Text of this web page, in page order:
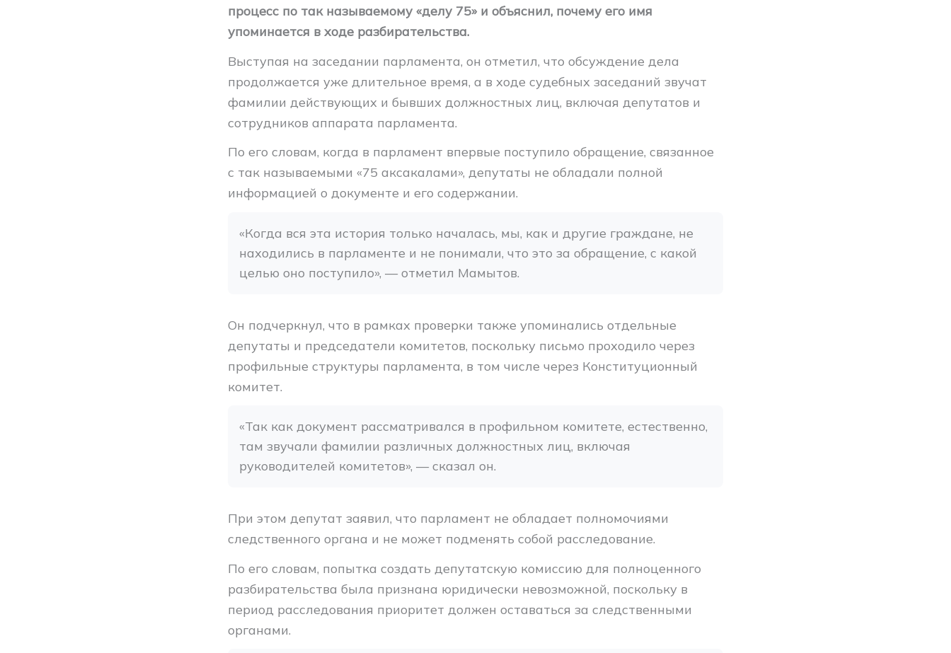
процесс по так называемому «делу 75» и объяснил, почему его имя
упоминается в ходе разбирательства.
Выступая на заседании парламента, он отметил, что обсуждение дела
продолжается уже длительное время, а в ходе судебных заседаний звучат
фамилии действующих и бывших должностных лиц, включая депутатов и
сотрудников аппарата парламента.
По его словам, когда в парламент впервые поступило обращение, связанное
с так называемыми «75 аксакалами», депутаты не обладали полной
информацией о документе и его содержании.
«Когда вся эта история только началась, мы, как и другие граждане, не
находились в парламенте и не понимали, что это за обращение, с какой
целью оно поступило», — отметил Мамытов.
Он подчеркнул, что в рамках проверки также упоминались отдельные
депутаты и председатели комитетов, поскольку письмо проходило через
профильные структуры парламента, в том числе через Конституционный
комитет.
«Так как документ рассматривался в профильном комитете, естественно,
там звучали фамилии различных должностных лиц, включая
руководителей комитетов», — сказал он.
При этом депутат заявил, что парламент не обладает полномочиями
следственного органа и не может подменять собой расследование.
По его словам, попытка создать депутатскую комиссию для полноценного
разбирательства была признана юридически невозможной, поскольку в
период расследования приоритет должен оставаться за следственными
органами.